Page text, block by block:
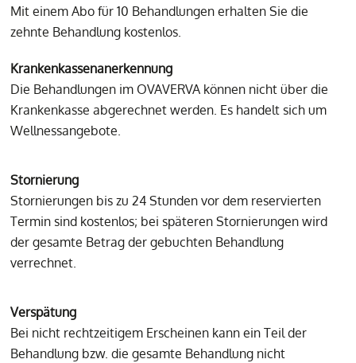
Mit einem Abo für 10 Behandlungen erhalten Sie die
zehnte Behandlung kostenlos.
Krankenkassenanerkennung
Die Behandlungen im OVAVERVA können nicht über die
Krankenkasse abgerechnet werden. Es handelt sich um
Wellnessangebote.
Stornierung
Stornierungen bis zu 24 Stunden vor dem reservierten
Termin sind kostenlos; bei späteren Stornierungen wird
der gesamte Betrag der gebuchten Behandlung
verrechnet.
Verspätung
Bei nicht rechtzeitigem Erscheinen kann ein Teil der
Behandlung bzw. die gesamte Behandlung nicht